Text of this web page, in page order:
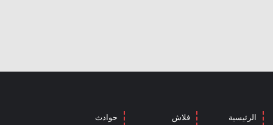
الرئيسية
فلاش
حوادث